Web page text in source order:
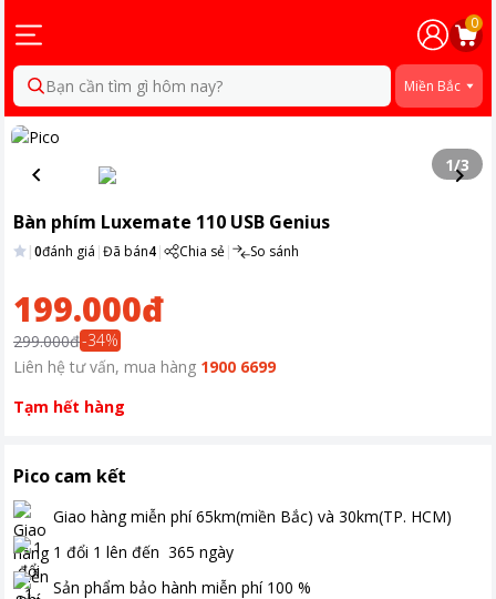
0
Bạn cần tìm gì hôm nay? Miền Bắc
1/3
Bàn phím Luxemate 110 USB Genius
|0đánh giá |Đã bán4| Chia sẻ| So sánh
199.000đ
299.000đ-34%
Liên hệ tư vấn, mua hàng 1900 6699
Tạm hết hàng
Pico cam kết
Giao hàng miễn phí 65km(miền Bắc) và 30km(TP. HCM)
1 đổi 1 lên đến 365 ngày
Sản phẩm bảo hành miễn phí 100 %